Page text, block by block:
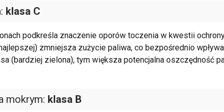
klasa C
podkreśla znaczenie oporów toczenia w kwestii
zmniejsza zużycie paliwa, co bezpośrednio
(bardziej zielona), tym większa potencjalna oszczędność
mokrym: klasa B